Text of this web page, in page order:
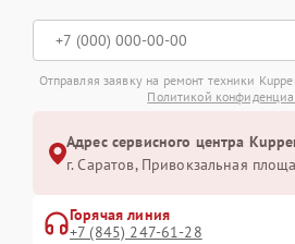
Отправляя заявку на ремонт техники
Политикой
Адрес сервисного центра
г. Саратов, Привокзальная
Горячая линия
+7 (845) 247-61-28